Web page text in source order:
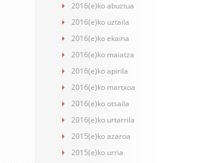
2016(e)ko abuztua
2016(e)ko uztaila
2016(e)ko ekaina
2016(e)ko maiatza
2016(e)ko apirila
2016(e)ko martxoa
2016(e)ko otsaila
2016(e)ko urtarrila
2015(e)ko azaroa
2015(e)ko urria